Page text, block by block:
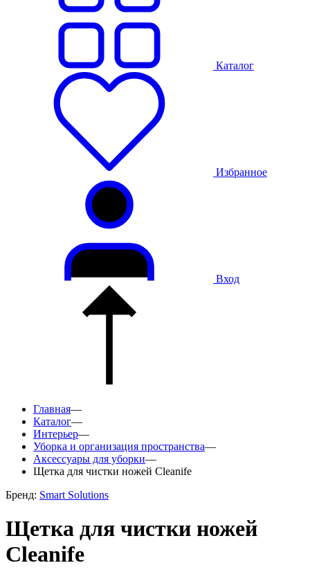
Каталог
Избранное
Вход
Главная—
Каталог—
Интерьер—
Уборка и организация пространства—
Аксессуары для уборки—
Щетка для чистки ножей Cleanife
Бренд: Smart Solutions
Щетка для чистки ножей
Cleanife